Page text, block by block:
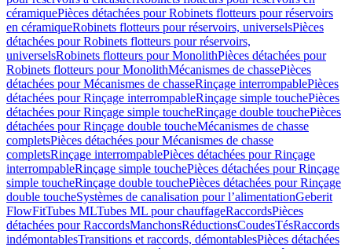
céramiquePièces détachées pour Robinets flotteurs pour réservoirs
en céramiqueRobinets flotteurs pour réservoirs, universelsPièces
détachées pour Robinets flotteurs pour réservoirs,
universelsRobinets flotteurs pour MonolithPièces détachées pour
Robinets flotteurs pour MonolithMécanismes de chassePièces
détachées pour Mécanismes de chasseRinçage interrompablePièces
détachées pour Rinçage interrompableRinçage simple touchePièces
détachées pour Rinçage simple toucheRinçage double touchePièces
détachées pour Rinçage double toucheMécanismes de chasse
completsPièces détachées pour Mécanismes de chasse
completsRinçage interrompablePièces détachées pour Rinçage
interrompableRinçage simple touchePièces détachées pour Rinçage
simple toucheRinçage double touchePièces détachées pour Rinçage
double toucheSystèmes de canalisation pour l’alimentationGeberit
FlowFitTubes MLTubes ML pour chauffageRaccordsPièces
détachées pour RaccordsManchonsRéductionsCoudesTésRaccords
indémontablesTransitions et raccords, démontablesPièces détachées